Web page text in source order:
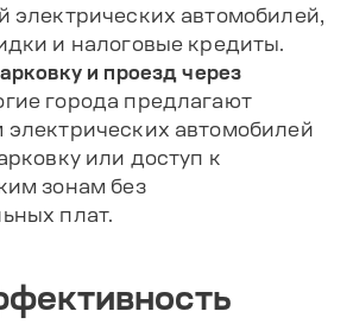
электрических автомобилей,
и налоговые кредиты.
и проезд через
города предлагают
электрических автомобилей
или доступ к
зонам без
плат.